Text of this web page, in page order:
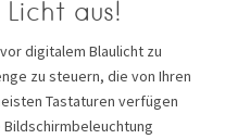
aus!
digitalem Blaulicht zu
zu steuern, die von Ihren
Tastaturen verfügen